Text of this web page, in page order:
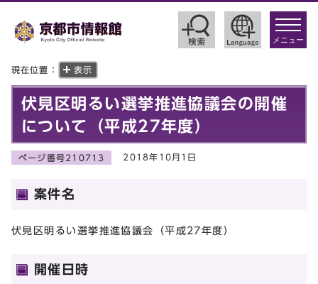
toggle
メニュー
現在位置： 表示
伏見区明るい選挙推進協議会の開催
について（平成27年度）
ページ番号210713 2018年10月1日
案件名
伏見区明るい選挙推進協議会（平成27年度）
開催日時